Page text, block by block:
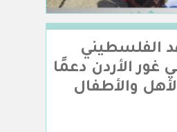
الفلسطيني
غور الأردن دعمًا
والأطفال